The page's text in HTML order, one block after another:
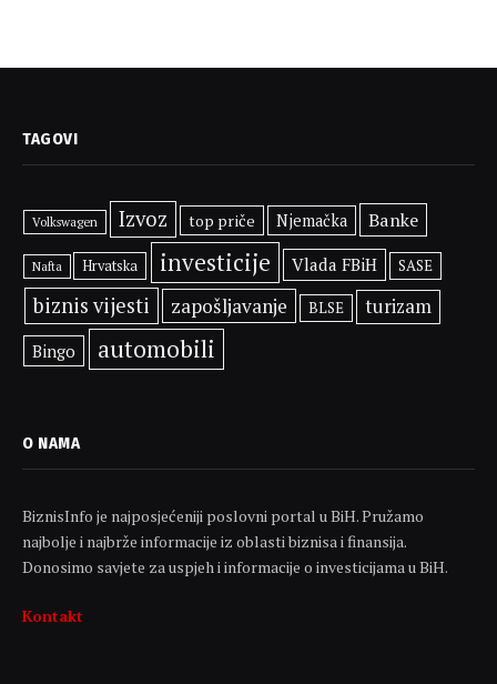
TAGOVI
Volkswagen Izvoz top priče Njemačka Banke
Nafta Hrvatska investicije Vlada FBiH SASE
biznis vijesti zapošljavanje BLSE turizam
Bingo automobili
O NAMA
BiznisInfo je najposjećeniji poslovni portal u BiH. Pružamo
najbolje i najbrže informacije iz oblasti biznisa i finansija.
Donosimo savjete za uspjeh i informacije o investicijama u BiH.
Kontakt